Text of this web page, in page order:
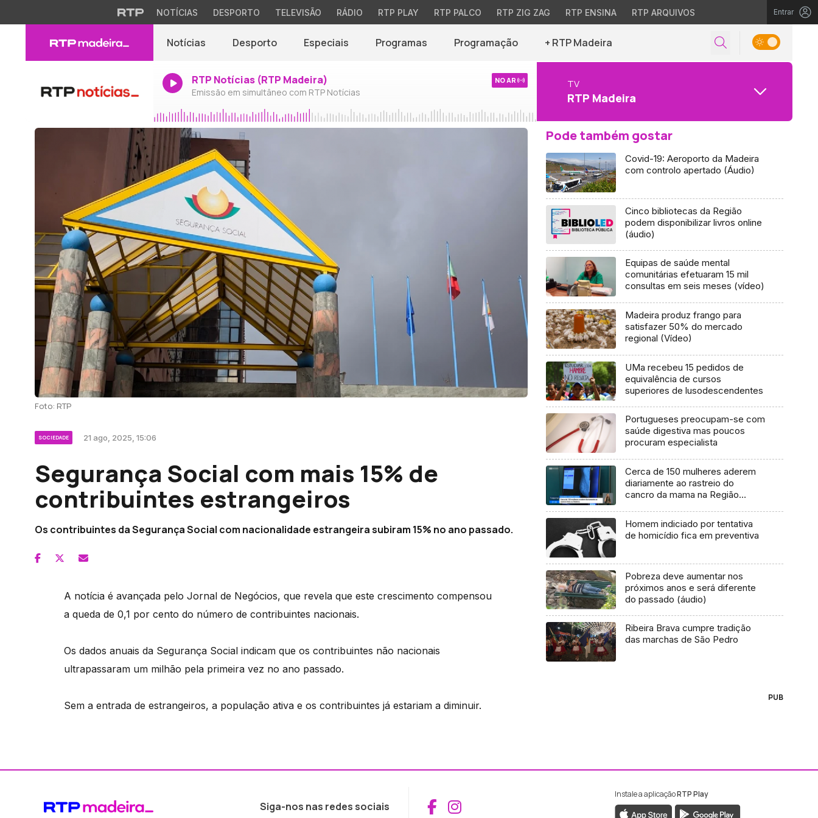
NOTÍCIAS DESPORTO TELEVISÃO RÁDIO RTP PLAY RTP PALCO RTP ZIG ZAG RTP ENSINA RTP ARQUIVOS Entrar
Notícias Desporto Especiais Programas Programação + RTP Madeira
RTP Notícias (RTP Madeira)
Emissão em simultâneo com RTP Notícias
NO AR TV
RTP Madeira
Foto: RTP
SOCIEDADE 21 ago, 2025, 15:06
Segurança Social com mais 15% de
contribuintes estrangeiros
Os contribuintes da Segurança Social com nacionalidade estrangeira subiram 15% no ano passado.
A notícia é avançada pelo Jornal de Negócios, que revela que este crescimento compensou
a queda de 0,1 por cento do número de contribuintes nacionais.
Os dados anuais da Segurança Social indicam que os contribuintes não nacionais
ultrapassaram um milhão pela primeira vez no ano passado.
Sem a entrada de estrangeiros, a população ativa e os contribuintes já estariam a diminuir.
Pode também gostar
Covid-19: Aeroporto da Madeira
com controlo apertado (Áudio)
Cinco bibliotecas da Região
podem disponibilizar livros online
(áudio)
Equipas de saúde mental
comunitárias efetuaram 15 mil
consultas em seis meses (vídeo)
Madeira produz frango para
satisfazer 50% do mercado
regional (Vídeo)
UMa recebeu 15 pedidos de
equivalência de cursos
superiores de lusodescendentes
Portugueses preocupam-se com
saúde digestiva mas poucos
procuram especialista
Cerca de 150 mulheres aderem
diariamente ao rastreio do
cancro da mama na Região
Homem indiciado por tentativa
de homicídio fica em preventiva
Pobreza deve aumentar nos
próximos anos e será diferente
do passado (áudio)
Ribeira Brava cumpre tradição
das marchas de São Pedro
PUB
Siga-nos nas redes sociais Aceder ao Facebook da RTP Madeira
Aceder ao Instagram da RTP Madeira
Instale a aplicaçãoRTP Play